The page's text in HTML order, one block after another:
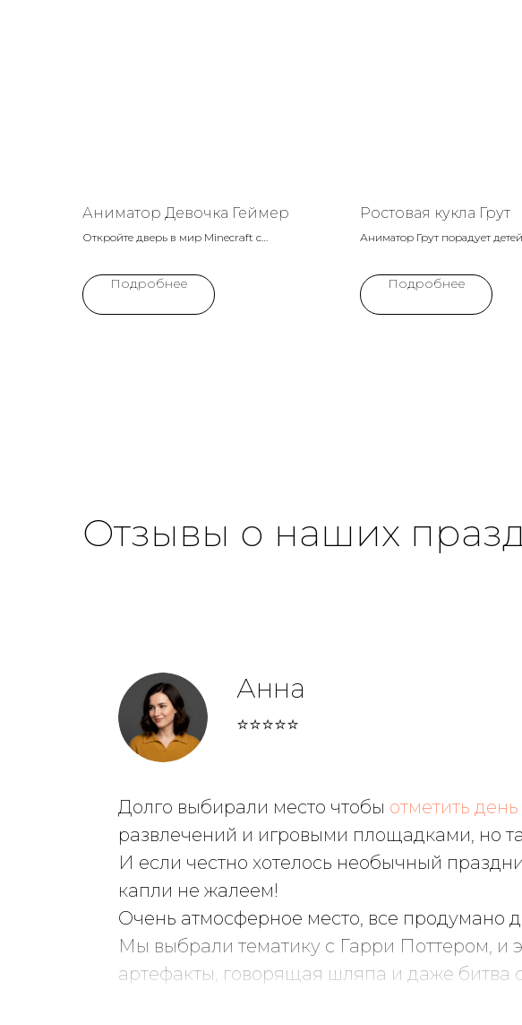
Аниматор Девочка Геймер
Откройте дверь в мир Minecraft с
и творческие задания для юных строителей
ждут вас.
Подробнее
Ростовая кукла Грут
Аниматор Грут порадует
Этот добрый герой из
станет звездой любого
Подробнее
Отзывы о наших
Анна
⭐⭐⭐⭐⭐
Долго выбирали место чтобы отметить
развлечений и игровыми площадками, но
И если честно хотелось необычный
капли не жалеем!
Очень атмосферное место, все продумано
Мы выбрали тематику c Гарри Поттером, и
артефакты, говорящая шляпа и даже
профессионалы, видно, что детям с ними